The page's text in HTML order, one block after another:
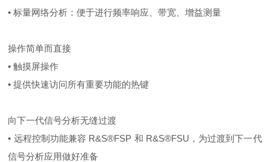
• 标量网络分析：便于进行频率响应、带宽、增益测量
操作简单而直接
• 触摸屏操作
• 提供快速访问所有重要功能的热键
向下一代信号分析无缝过渡
• 远程控制功能兼容 R&S®FSP 和 R&S®FSU，为过渡到下一代
信号分析应用做好准备